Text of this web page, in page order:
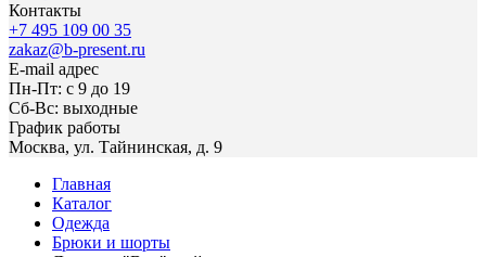
Контакты
+7 495 109 00 35
zakaz@b-present.ru
E-mail адрес
Пн-Пт: с 9 до 19
Сб-Вс: выходные
График работы
Москва, ул. Тайнинская, д. 9
Главная
Каталог
Одежда
Брюки и шорты